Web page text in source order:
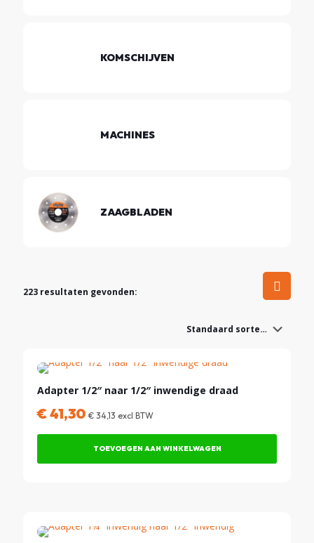
KOMSCHIJVEN
MACHINES
ZAAGBLADEN
223 resultaten gevonden:
Adapter 1/2″ naar 1/2″ inwendige draad
€41,30 € 34,13 excl BTW
TOEVOEGEN AAN WINKELWAGEN